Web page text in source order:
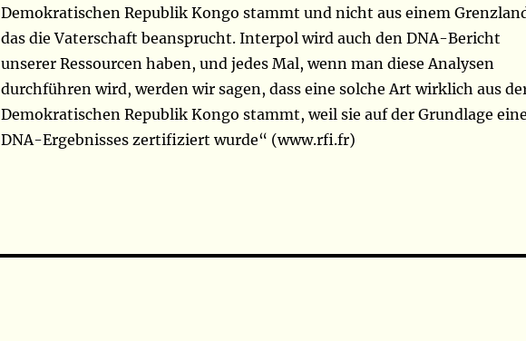
Demokratischen Republik Kongo stammt und nicht aus einem
das die Vaterschaft beansprucht. Interpol wird auch den DNA-Bericht
unserer Ressourcen haben, und jedes Mal, wenn man diese Analysen
durchführen wird, werden wir sagen, dass eine solche Art wirklich aus
Demokratischen Republik Kongo stammt, weil sie auf der Grundlage
DNA-Ergebnisses zertifiziert wurde“ (www.rfi.fr)